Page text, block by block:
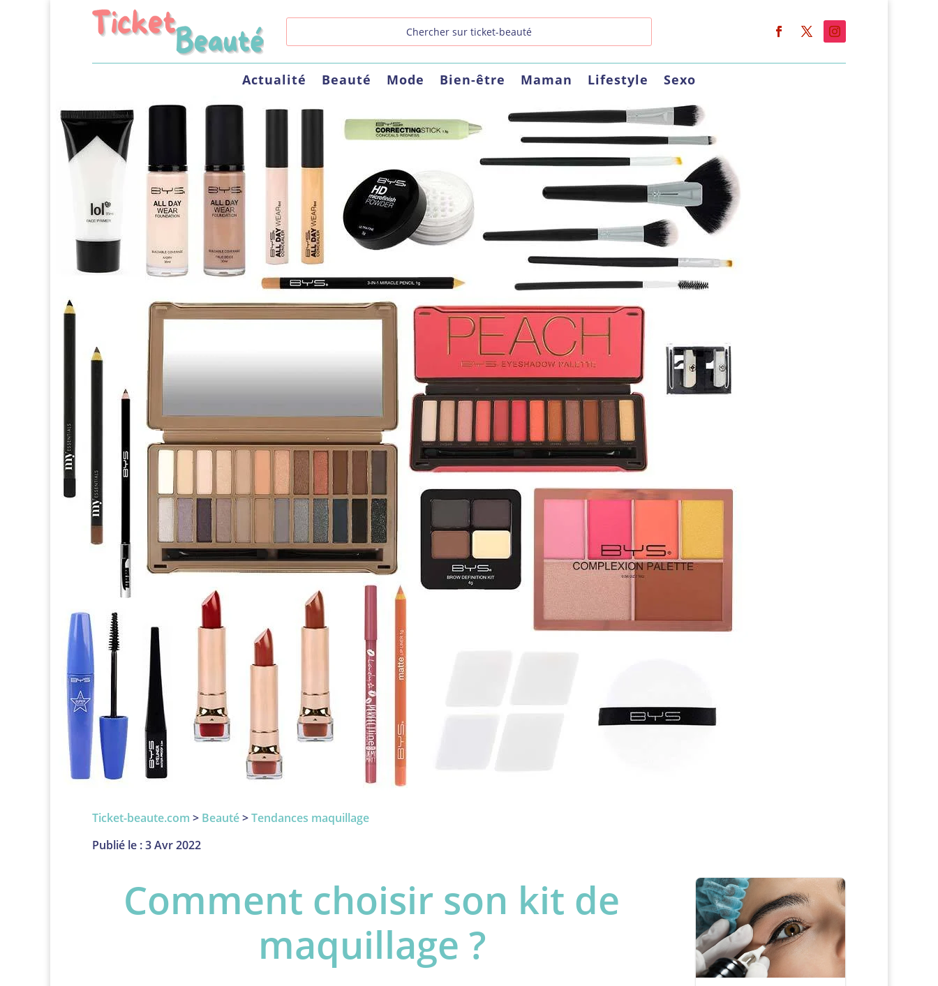
Actualité Beauté Mode Bien-être Maman Lifestyle Sexo
Ticket-beaute.com > Beauté>Tendances maquillage
Publié le : 3 Avr 2022
Comment choisir son kit de
maquillage ?